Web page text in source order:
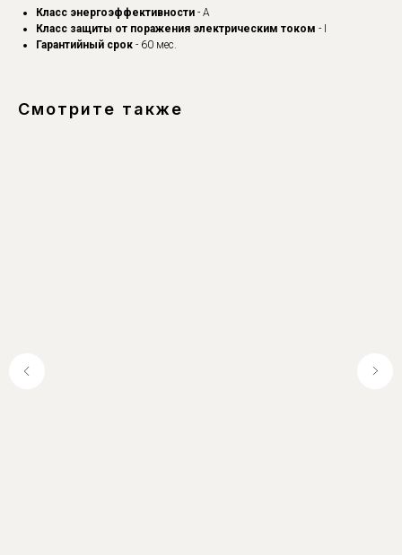
Класс энергоэффективности - A
Класс защиты от поражения электрическим током - I
Гарантийный срок - 60 мес.
Смотрите также